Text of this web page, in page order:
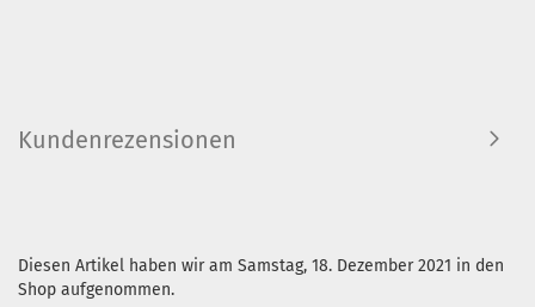
Kundenrezensionen
Diesen Artikel haben wir am Samstag, 18. Dezember 2021 in den
Shop aufgenommen.